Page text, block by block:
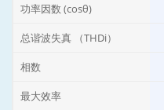
功率因数 (cosθ)
总谐波失真 （THDi）
相数
最大效率